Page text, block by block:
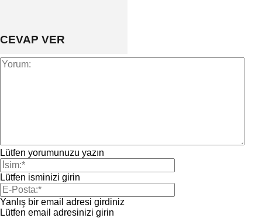
CEVAP VER
Lütfen yorumunuzu yazın
Lütfen isminizi girin
Yanlış bir email adresi girdiniz
Lütfen email adresinizi girin